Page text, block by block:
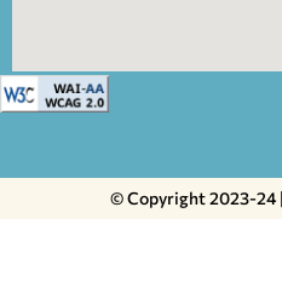
© Copyright 2023-24